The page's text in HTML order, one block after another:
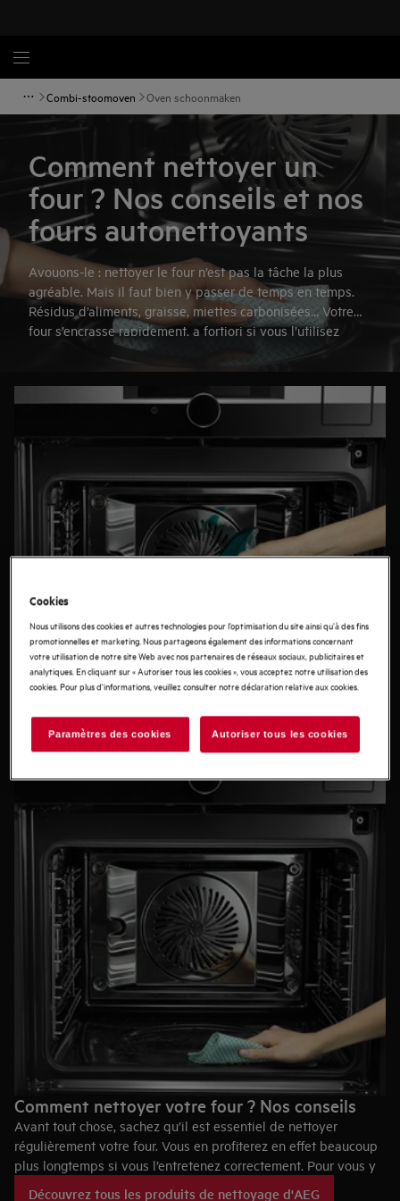
Combi-stoomoven Oven schoonmaken
Comment nettoyer un
four ? Nos conseils et nos
fours autonettoyants
Avouons-le : nettoyer le four n’est pas la tâche la plus
agréable. Mais il faut bien y passer de temps en temps.
Résidus d’aliments, graisse, miettes carbonisées… Votre
four s’encrasse rapidement, a fortiori si vous l’utilisez
beaucoup. On a déjà vu plus hygiénique. Heureusement,
AEG vous donne quelques conseils pour nettoyer et
rafraîchir rapidement votre four. Nous vous expliquons
également en quoi nos fours autonettoyants vous
Comment nettoyer votre four ? Nos conseils
Avant tout chose, sachez qu’il est essentiel de nettoyer
régulièrement votre four. Vous en profiterez en effet beaucoup
plus longtemps si vous l’entretenez correctement. Pour vous y
Découvrez tous les produits de nettoyage d'AEG
Cookies
Nous utilisons des cookies et autres technologies pour l’optimisation du site ainsi qu’à des fins
promotionnelles et marketing. Nous partageons également des informations concernant
votre utilisation de notre site Web avec nos partenaires de réseaux sociaux, publicitaires et
analytiques. En cliquant sur « Autoriser tous les cookies », vous acceptez notre utilisation des
cookies. Pour plus d'informations, veuillez consulter notre déclaration relative aux cookies.
Paramètres des cookies Autoriser tous les cookies